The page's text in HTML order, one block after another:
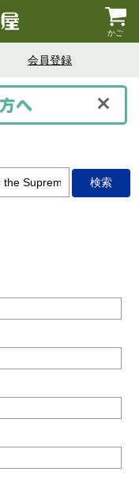
かご
会員登録